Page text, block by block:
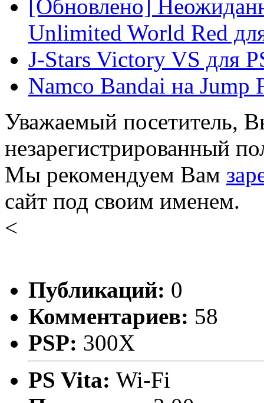
[Обновлено]
Unlimited World Red
J-Stars Victory VS для
Namco Bandai на Jump
Уважаемый посетитель,
незарегистрированный
Мы рекомендуем Вам
сайт под своим именем.
<
Публикаций: 0
Комментариев: 58
PSP: 300X
PS Vita: Wi-Fi